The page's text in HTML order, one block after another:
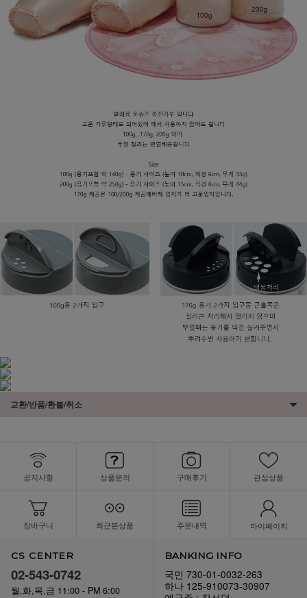
교환/반품/환불/취소
공지사항 상품문의 구매후기 관심상품
장바구니 최근본상품 주문내역 마이페이지
CS CENTER
02-543-0742
월,화,목,금 11:00 - PM 6:00
BANKING INFO
국민 730-01-0032-263
하나 125-910073-30907